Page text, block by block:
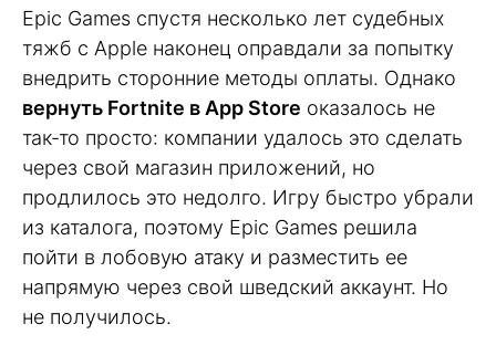
Epic Games спустя несколько лет судебных
тяжб с Apple наконец оправдали за попытку
внедрить сторонние методы оплаты. Однако
вернуть Fortnite в App Store оказалось не
так-то просто: компании удалось это сделать
через свой магазин приложений, но
продлилось это недолго. Игру быстро убрали
из каталога, поэтому Epic Games решила
пойти в лобовую атаку и разместить ее
напрямую через свой шведский аккаунт. Но
не получилось.